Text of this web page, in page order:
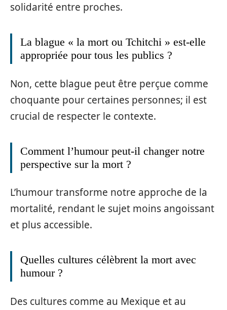
solidarité entre proches.
La blague « la mort ou Tchitchi » est-elle
appropriée pour tous les publics ?
Non, cette blague peut être perçue comme
choquante pour certaines personnes; il est
crucial de respecter le contexte.
Comment l’humour peut-il changer notre
perspective sur la mort ?
L’humour transforme notre approche de la
mortalité, rendant le sujet moins angoissant
et plus accessible.
Quelles cultures célèbrent la mort avec
humour ?
Des cultures comme au Mexique et au